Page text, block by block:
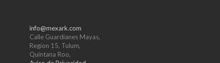
info@mexark.com
Calle Guardianes Mayas,
Region 15, Tulum,
Quintana Roo,